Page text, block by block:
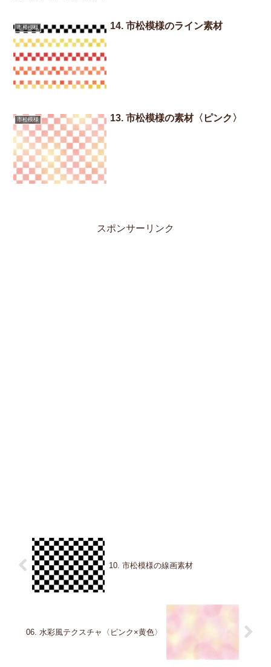
市松模様 14. 市松模様のライン素材
市松模様 13. 市松模様の素材〈ピンク〉
スポンサーリンク
10. 市松模様の線画素材
06. 水彩風テクスチャ〈ピンク×黄色〉